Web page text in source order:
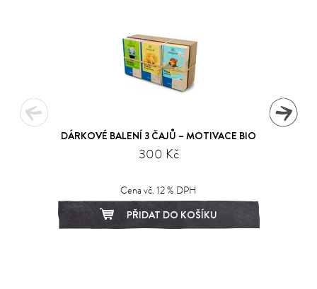
DÁRKOVÉ BALENÍ 3 ČAJŮ – MOTIVACE BIO
300 Kč
Cena vč. 12 % DPH
PŘIDAT DO KOŠÍKU